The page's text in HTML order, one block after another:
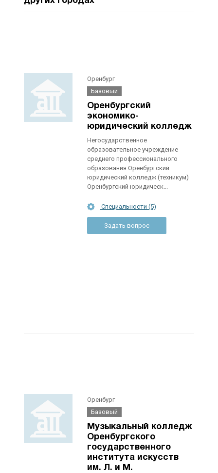
Оренбург
Базовый
Оренбургский
экономико-
юридический колледж
Негосударственное
образовательное учреждение
среднего профессионального
образования Оренбургский
юридический колледж (техникум)
Оренбургский юридическ...
Специальности (5)
Задать вопрос
Оренбург
Базовый
Музыкальный колледж
Оренбургского
государственного
института искусств
им. Л. и М.